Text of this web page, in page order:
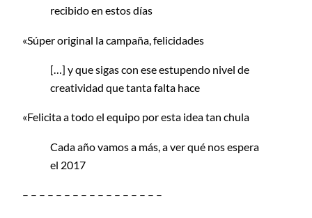
recibido en estos días
«Súper original la campaña, felicidades
[…] y que sigas con ese estupendo nivel de
creatividad que tanta falta hace
«Felicita a todo el equipo por esta idea tan chula
Cada año vamos a más, a ver qué nos espera
el 2017
– – – – – – – – – – – – – – – – –